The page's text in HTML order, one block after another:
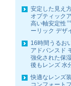
安定した見え
オプティック
高い軸安定性 ※6
ーリック デザ
16時間うるお
アドバンスド
強化された保
後もレンズ 水
快適なレンズ
コンフォート